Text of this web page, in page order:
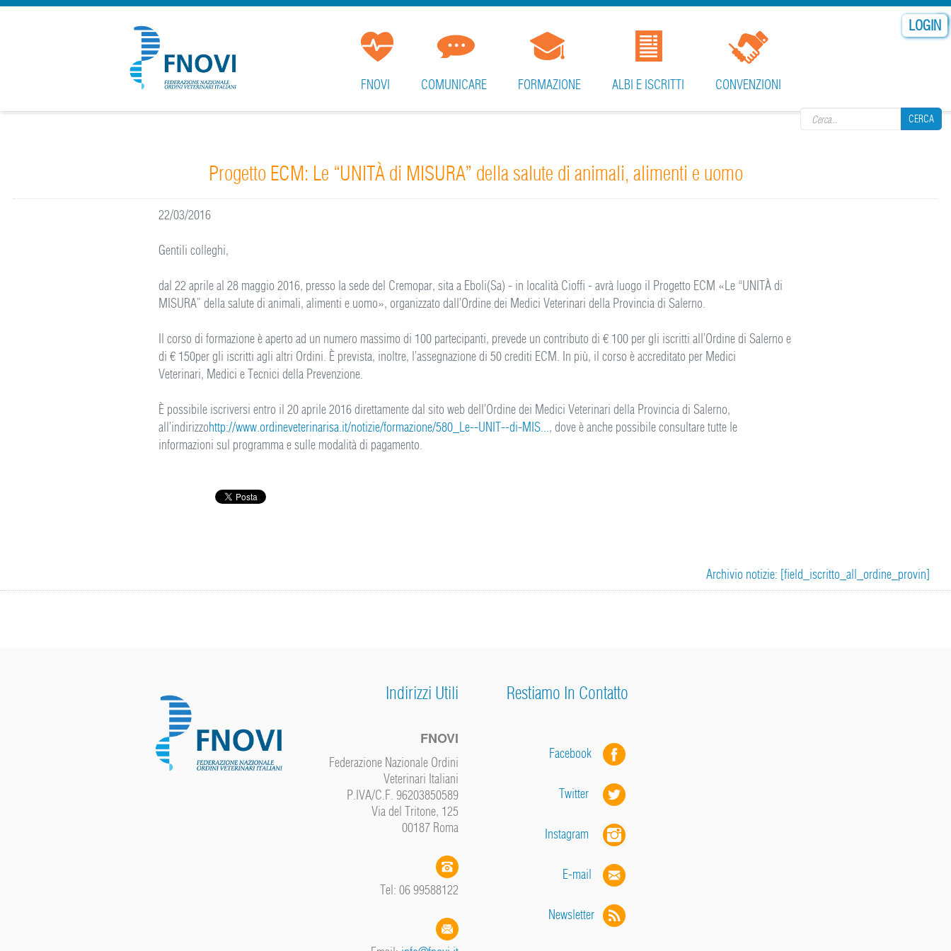
LOGIN
CERCA
CERCA
FNOVI COMUNICARE FORMAZIONE ALBI E ISCRITTI CONVENZIONI
Progetto ECM: Le “UNITÀ di MISURA” della salute di animali, alimenti e uomo
22/03/2016
Gentili colleghi,
dal 22 aprile al 28 maggio 2016, presso la sede del Cremopar, sita a Eboli(Sa) - in località Cioffi - avrà luogo il Progetto ECM «Le “UNITÀ di
MISURA” della salute di animali, alimenti e uomo», organizzato dall’Ordine dei Medici Veterinari della Provincia di Salerno.
Il corso di formazione è aperto ad un numero massimo di 100 partecipanti, prevede un contributo di € 100 per gli iscritti all’Ordine di Salerno e
di € 150per gli iscritti agli altri Ordini. È prevista, inoltre, l’assegnazione di 50 crediti ECM. In più, il corso è accreditato per Medici
Veterinari, Medici e Tecnici della Prevenzione.
È possibile iscriversi entro il 20 aprile 2016 direttamente dal sito web dell’Ordine dei Medici Veterinari della Provincia di Salerno,
all’indirizzohttp://www.ordineveterinarisa.it/notizie/formazione/580_Le--UNIT--di-MIS..., dove è anche possibile consultare tutte le
informazioni sul programma e sulle modalità di pagamento.
Archivio notizie: [field_iscritto_all_ordine_provin]
Indirizzi Utili
FNOVI
Federazione Nazionale Ordini
Veterinari Italiani
P.IVA/C.F. 96203850589
Via del Tritone, 125
00187 Roma
Tel: 06 99588122
Restiamo In Contatto
Facebook
Twitter
Instagram
E-mail
Newsletter